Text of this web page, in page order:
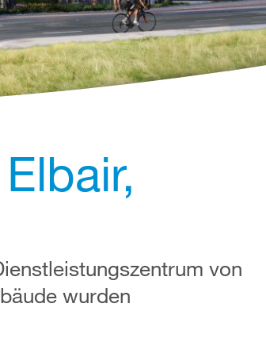
von
wurden